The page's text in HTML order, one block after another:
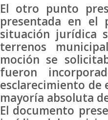
El otro punto
presentada en el
situación jurídica
terrenos
moción se
fueron
esclarecimiento de
mayoría absoluta
El documento